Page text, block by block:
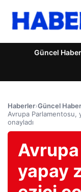
Güncel
Haberler›Güncel
Avrupa Parlamentosu,
onayladı
yapay